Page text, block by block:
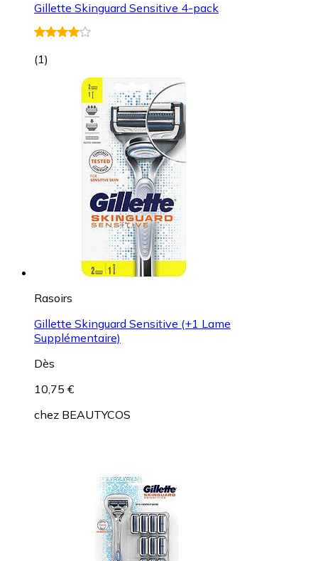
Gillette Skinguard Sensitive 4-pack
(1)
Rasoirs
Gillette Skinguard Sensitive (+1 Lame
Supplémentaire)
Dès
10,75 €
chez BEAUTYCOS